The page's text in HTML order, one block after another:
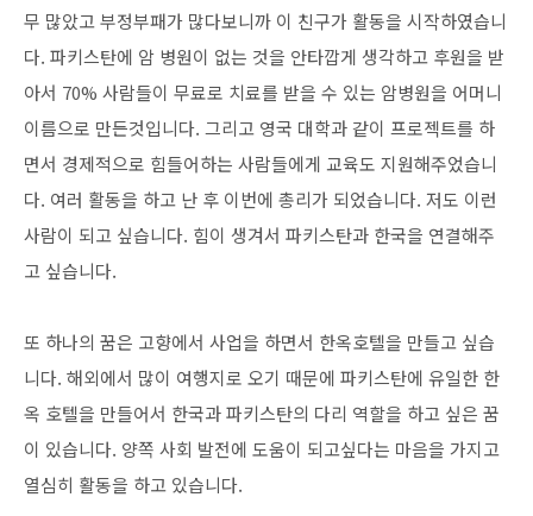
무 많았고 부정부패가 많다보니까 이 친구가 활동을 시작하였습니
다. 파키스탄에 암 병원이 없는 것을 안타깝게 생각하고 후원을 받
아서 70% 사람들이 무료로 치료를 받을 수 있는 암병원을 어머니
이름으로 만든것입니다. 그리고 영국 대학과 같이 프로젝트를 하
면서 경제적으로 힘들어하는 사람들에게 교육도 지원해주었습니
다. 여러 활동을 하고 난 후 이번에 총리가 되었습니다. 저도 이런
사람이 되고 싶습니다. 힘이 생겨서 파키스탄과 한국을 연결해주
고 싶습니다.
또 하나의 꿈은 고향에서 사업을 하면서 한옥호텔을 만들고 싶습
니다. 해외에서 많이 여행지로 오기 때문에 파키스탄에 유일한 한
옥 호텔을 만들어서 한국과 파키스탄의 다리 역할을 하고 싶은 꿈
이 있습니다. 양쪽 사회 발전에 도움이 되고싶다는 마음을 가지고
열심히 활동을 하고 있습니다.